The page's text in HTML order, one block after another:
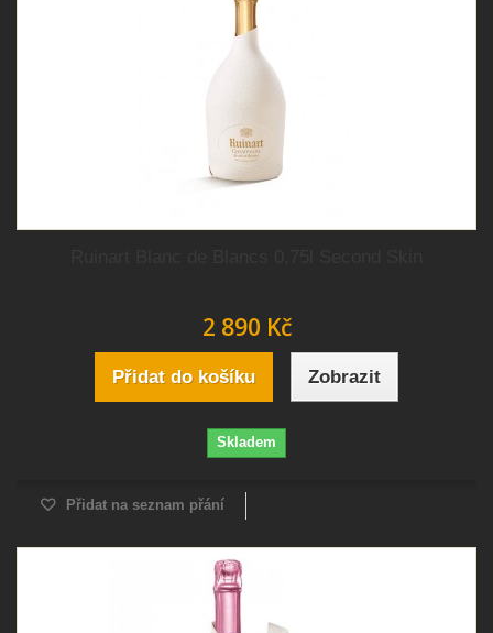
2 890 Kč
Přidat do košíku Zobrazit
Skladem
Přidat na seznam přání